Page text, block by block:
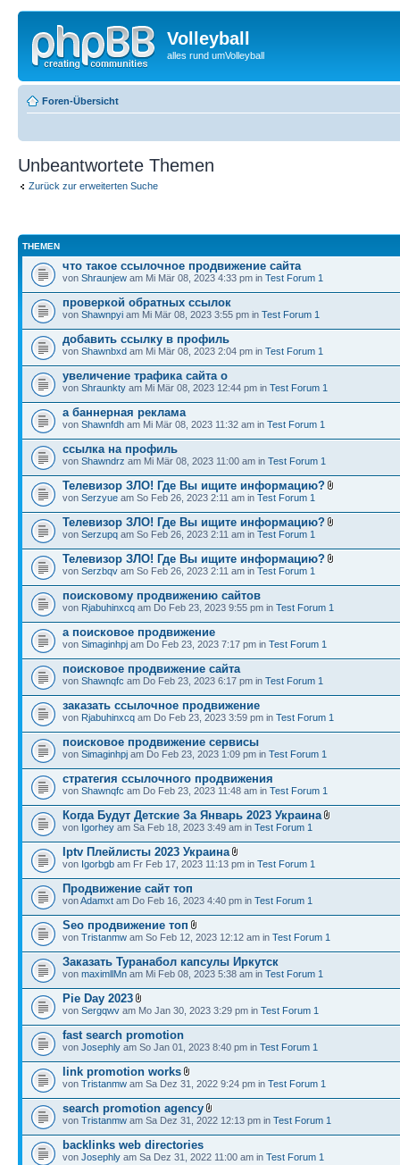
Volleyball
alles rund umVolleyball
Foren-Übersicht
Unbeantwortete Themen
Zurück zur erweiterten Suche
THEMEN
что такое ссылочное продвижение сайта
von Shraunjew am Mi Mär 08, 2023 4:33 pm in Test Forum 1
проверкой обратных ссылок
von Shawnpyi am Mi Mär 08, 2023 3:55 pm in Test Forum 1
добавить ссылку в профиль
von Shawnbxd am Mi Mär 08, 2023 2:04 pm in Test Forum 1
увеличение трафика сайта о
von Shraunkty am Mi Mär 08, 2023 12:44 pm in Test Forum 1
а баннерная реклама
von Shawnfdh am Mi Mär 08, 2023 11:32 am in Test Forum 1
ссылка на профиль
von Shawndrz am Mi Mär 08, 2023 11:00 am in Test Forum 1
Телевизор ЗЛО! Где Вы ищите информацию?
von Serzyue am So Feb 26, 2023 2:11 am in Test Forum 1
Телевизор ЗЛО! Где Вы ищите информацию?
von Serzupq am So Feb 26, 2023 2:11 am in Test Forum 1
Телевизор ЗЛО! Где Вы ищите информацию?
von Serzbqv am So Feb 26, 2023 2:11 am in Test Forum 1
поисковому продвижению сайтов
von Rjabuhinxcq am Do Feb 23, 2023 9:55 pm in Test Forum 1
а поисковое продвижение
von Simaginhpj am Do Feb 23, 2023 7:17 pm in Test Forum 1
поисковое продвижение сайта
von Shawnqfc am Do Feb 23, 2023 6:17 pm in Test Forum 1
заказать ссылочное продвижение
von Rjabuhinxcq am Do Feb 23, 2023 3:59 pm in Test Forum 1
поисковое продвижение сервисы
von Simaginhpj am Do Feb 23, 2023 1:09 pm in Test Forum 1
стратегия ссылочного продвижения
von Shawnqfc am Do Feb 23, 2023 11:48 am in Test Forum 1
Когда Будут Детские За Январь 2023 Украина
von Igorhey am Sa Feb 18, 2023 3:49 am in Test Forum 1
Iptv Плейлисты 2023 Украина
von Igorbgb am Fr Feb 17, 2023 11:13 pm in Test Forum 1
Продвижение сайт топ
vonAdamxt am Do Feb 16, 2023 4:40 pm in Test Forum 1
Seo продвижение топ
von Tristanmw am So Feb 12, 2023 12:12 am in Test Forum 1
Заказать Туранабол капсулы Иркутск
von maximllMn am Mi Feb 08, 2023 5:38 am in Test Forum 1
Pie Day 2023
von Sergqwv am Mo Jan 30, 2023 3:29 pm in Test Forum 1
fast search promotion
von Josephly am So Jan 01, 2023 8:40 pm in Test Forum 1
link promotion works
von Tristanmw am Sa Dez 31, 2022 9:24 pm in Test Forum 1
search promotion agency
von Tristanmw am Sa Dez 31, 2022 12:13 pm in Test Forum 1
backlinks web directories
von Josephly am Sa Dez 31, 2022 11:00 am in Test Forum 1